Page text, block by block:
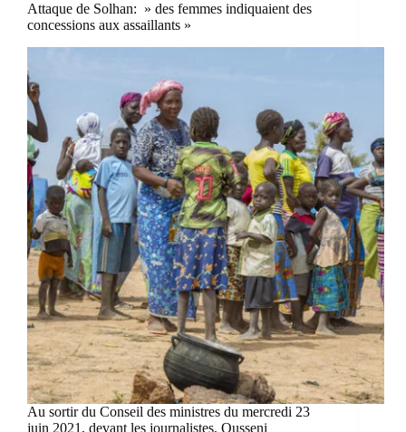
Attaque de Solhan: » des femmes indiquaient des
concessions aux assaillants »
Au sortir du Conseil des ministres du mercredi 23
juin 2021, devant les journalistes, Ousseni